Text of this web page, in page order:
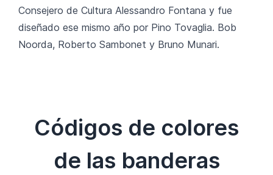
Consejero de Cultura Alessandro Fontana y fue
diseñado ese mismo año por Pino Tovaglia. Bob
Noorda, Roberto Sambonet y Bruno Munari.
Códigos de colores
de las banderas